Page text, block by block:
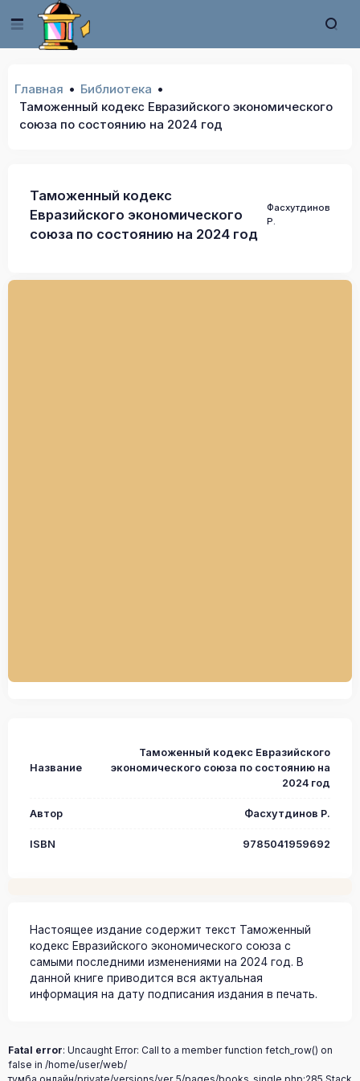
Главная
Библиотека
Таможенный кодекс Евразийского экономического
союза по состоянию на 2024 год
Таможенный кодекс
Евразийского экономического
союза по состоянию на 2024 год
Фасхутдинов
Р.
Название
Таможенный кодекс Евразийского
экономического союза по состоянию на
2024 год
Автор Фасхутдинов Р.
ISBN 9785041959692
Настоящее издание содержит текст Таможенный
кодекс Евразийского экономического союза с
самыми последними изменениями на 2024 год. В
данной книге приводится вся актуальная
информация на дату подписания издания в печать.
Fatal error: Uncaught Error: Call to a member function fetch_row() on
false in /home/user/web/